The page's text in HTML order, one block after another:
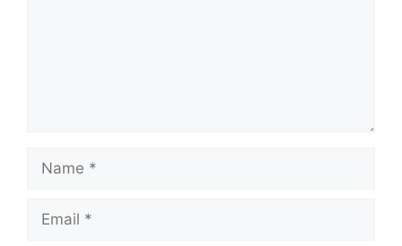
Name
Email